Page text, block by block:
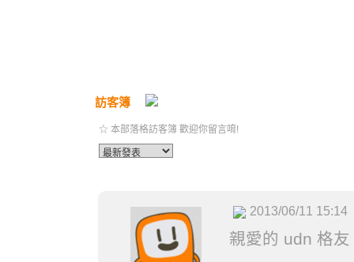
訪客簿
☆ 本部落格訪客簿 歡迎你留言唷!
2013/06/11 15:14
親愛的 udn 格